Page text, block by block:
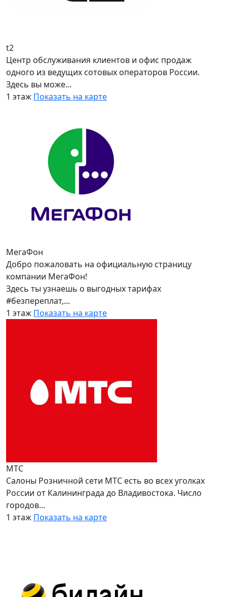
t2
Центр обслуживания клиентов и офис продаж
одного из ведущих сотовых операторов России.
Здесь вы може...
1 этаж Показать на карте
МегаФон
Добро пожаловать на официальную страницу
компании МегаФон!
Здесь ты узнаешь о выгодных тарифах
#безпереплат,...
1 этаж Показать на карте
МТС
Салоны Розничной сети МТС есть во всех уголках
России от Калининграда до Владивостока. Число
городов...
1 этаж Показать на карте